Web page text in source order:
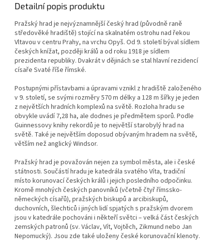
Detailní popis produktu
Pražský hrad je nejvýznamnější český hrad (původně raně
středověké hradiště) stojící na skalnatém ostrohu nad řekou
Vltavou v centru Prahy, na vrchu Opyš. Od 9. století býval sídlem
českých knížat, později králů a od roku 1918 je sídlem
prezidenta republiky. Dvakrát v dějinách se stal hlavní rezidencí
císaře Svaté říše římské.
Postupnými přístavbami a úpravami vznikl z hradiště založeného
v 9. století, se svými rozměry 570 m délky a 128 m šířky je jeden
z největších hradních komplexů na světě. Rozloha hradu se
obvykle uvádí 7,28 ha, ale dodnes je předmětem sporů. Podle
Guinnessovy knihy rekordů je to největší starobylý hrad na
světě. Také je největším doposud obývaným hradem na světě,
větším než anglický Windsor.
Pražský hrad je považován nejen za symbol města, ale i české
státnosti. Součástí hradu je katedrála svatého Víta, tradiční
místo korunovací českých králů i jejich posledního odpočinku.
Kromě mnohých českých panovníků (včetně čtyř římssko-
německých císařů), pražských biskupů a arcibiskupů,
duchovních, šlechticů i jiných lidí spjatých s pražským dvorem
jsou v katedrále pochováni i někteří světci – velká část českých
zemských patronů (sv. Václav, Vít, Vojtěch, Zikmund nebo Jan
Nepomucký). Jsou zde také uloženy české korunovační klenoty.